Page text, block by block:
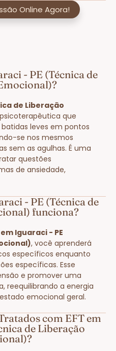
Online Agora!
- PE (Técnica de
de Liberação
que
leves em pontos
se nos mesmos
sem as agulhas. É uma
questões
de ansiedade,
- PE (Técnica de
funciona?
em Iguaraci - PE
, você aprenderá
específicos enquanto
específicas. Esse
e promover uma
reequilibrando a energia
emocional geral.
com EFT em
de Liberação